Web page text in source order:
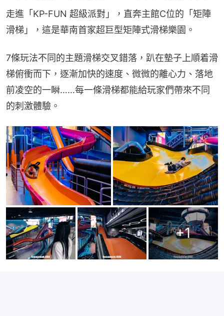
走進「KP-FUN 超級派對」，直奔主館C位的「矩陣
滑梯」，這是華南首家超巨型矩陣式滑梯樂園。
7條玩法不同的主題滑梯交叉錯落，趴在墊子上順着滑
梯俯衝而下，逐漸加快的速度、微微的離心力、落地
前凌空的一瞬……每一條滑梯都能給玩家們帶來不同
的刺激體驗。
+1